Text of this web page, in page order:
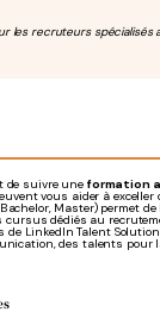
les recruteurs
de suivre une formation
vous aider à exceller
Master) permet
cursus dédiés au
de LinkedIn Talent
des talents